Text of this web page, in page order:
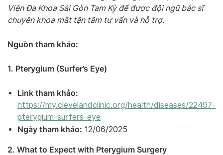
Viện Đa Khoa Sài Gòn Tam Kỳ để được đội ngũ bác sĩ
chuyên khoa mắt tận tâm tư vấn và hỗ trợ.
Nguồn tham khảo:
1. Pterygium (Surfer’s Eye)
Link tham khảo:
https://my.clevelandclinic.org/health/diseases/22497-
pterygium-surfers-eye
Ngày tham khảo: 12/06/2025
2. What to Expect with Pterygium Surgery